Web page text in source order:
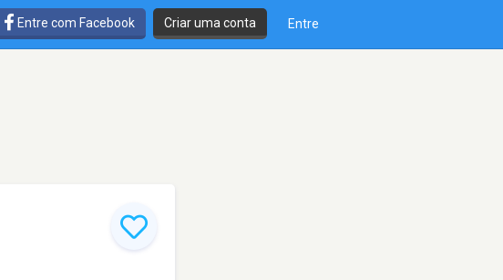
Entre com Facebook Criar uma conta Entre